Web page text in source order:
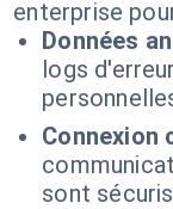
enterprise
Données
logs
Connexion
sont